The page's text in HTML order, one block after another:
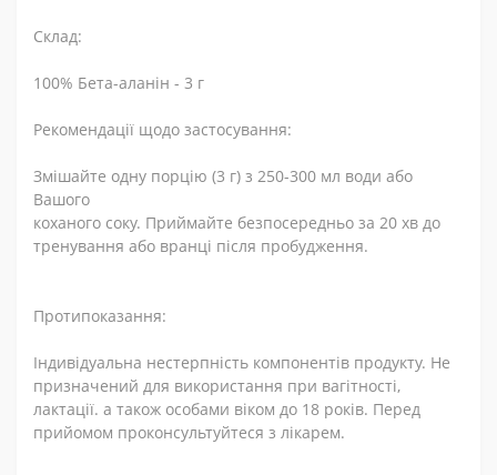
Склад:
100% Бета-аланін - 3 г
Рекомендації щодо застосування:
Змішайте одну порцію (3 г) з 250-300 мл води або
Вашого
коханого соку. Приймайте безпосередньо за 20 хв до
тренування або вранці після пробудження.
Протипоказання:
Індивідуальна нестерпність компонентів продукту. Не
призначений для використання при вагітності,
лактації. а також особами віком до 18 років. Перед
прийомом проконсультуйтеся з лікарем.